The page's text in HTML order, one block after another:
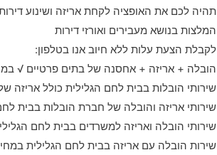
תהיה לכם את האופציה לקחת אריזה ושינוע
המלצות בנושא מעבירים ואורזי דירות
לקבלת הצעת עלות ללא חיוב אנו בטלפון:
הובלה + אריזה + אחסנה של בתים פרטיים √
שירותי הובלות בבית לחם הגלילית כולל אריזה
שירותי אריזה והובלה של חברת הובלות בבית
שירותי הובלה ואריזה למשרדים בבית לחם
שירות הובלה עם אריזה בבית לחם הגלילית